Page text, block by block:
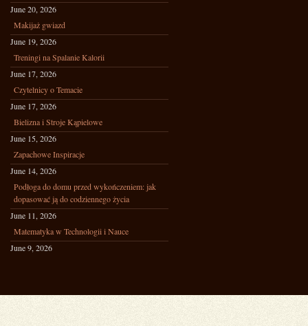
June 20, 2026
Makijaż gwiazd
June 19, 2026
Treningi na Spalanie Kalorii
June 17, 2026
Czytelnicy o Temacie
June 17, 2026
Bielizna i Stroje Kąpielowe
June 15, 2026
Zapachowe Inspiracje
June 14, 2026
Podłoga do domu przed wykończeniem: jak
dopasować ją do codziennego życia
June 11, 2026
Matematyka w Technologii i Nauce
June 9, 2026